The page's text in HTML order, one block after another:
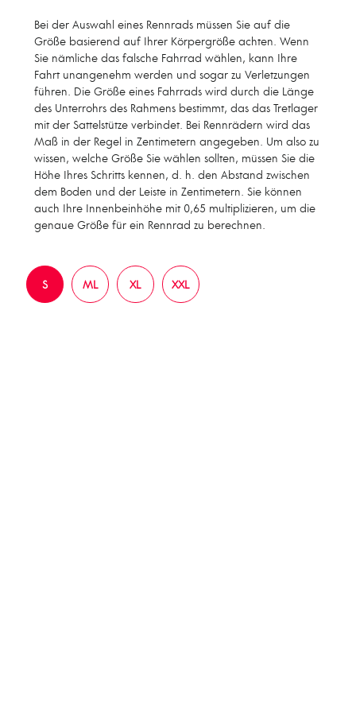
Bei der Auswahl eines Rennrads müssen Sie auf die
Größe basierend auf Ihrer Körpergröße achten. Wenn
Sie nämliche das falsche Fahrrad wählen, kann Ihre
Fahrt unangenehm werden und sogar zu Verletzungen
führen. Die Größe eines Fahrrads wird durch die Länge
des Unterrohrs des Rahmens bestimmt, das das Tretlager
mit der Sattelstütze verbindet. Bei Rennrädern wird das
Maß in der Regel in Zentimetern angegeben. Um also zu
wissen, welche Größe Sie wählen sollten, müssen Sie die
Höhe Ihres Schritts kennen, d. h. den Abstand zwischen
dem Boden und der Leiste in Zentimetern. Sie können
auch Ihre Innenbeinhöhe mit 0,65 multiplizieren, um die
genaue Größe für ein Rennrad zu berechnen.
S ML XL XXL